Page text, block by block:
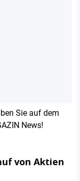
Sie auf dem
News!
von Aktien